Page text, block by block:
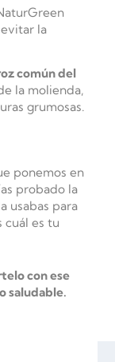
la
común del
la molienda,
grumosas.
ponemos en
probado la
usabas para
cuál es tu
con ese
saludable.